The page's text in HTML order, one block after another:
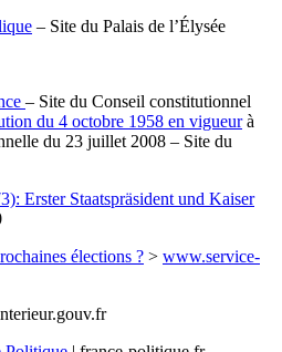
– Site du Palais de l’Élysée
– Site du Conseil constitutionnel
du 4 octobre 1958 en vigueurà
du 23 juillet 2008 – Site du
Erster Staatspräsident und Kaiser
élections ? > www.service-